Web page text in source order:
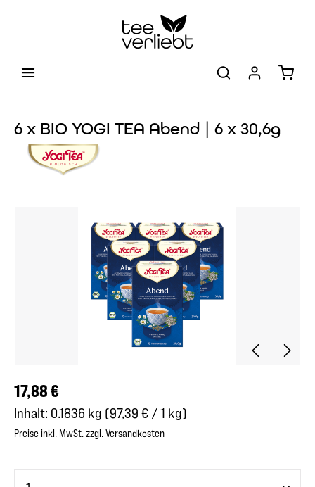
6 x BIO YOGI TEA Abend | 6 x 30,6g
Regulärer Preis:
17,88 €
Inhalt: 0.1836 kg (97,39 € / 1 kg)
Preise inkl. MwSt. zzgl. Versandkosten